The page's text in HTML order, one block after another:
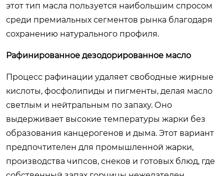
этот тип масла пользуется наибольшим спросом
среди премиальных сегментов рынка благодаря
сохранению натурального профиля.
Рафинированное дезодорированное масло
Процесс рафинации удаляет свободные жирные
кислоты, фосфолипиды и пигменты, делая масло
светлым и нейтральным по запаху. Оно
выдерживает высокие температуры жарки без
образования канцерогенов и дыма. Этот вариант
предпочтителен для промышленной жарки,
производства чипсов, снеков и готовых блюд, где